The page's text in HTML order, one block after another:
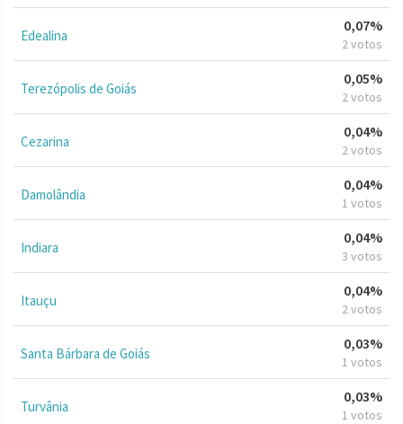
Edealina
0,07%
2 votos
Terezópolis de Goiás
0,05%
2 votos
Cezarina
0,04%
2 votos
Damolândia
0,04%
1 votos
Indiara
0,04%
3 votos
Itauçu
0,04%
2 votos
Santa Bárbara de Goiás
0,03%
1 votos
Turvânia
0,03%
1 votos